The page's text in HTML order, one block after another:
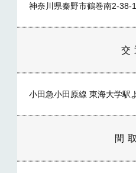
神奈川県秦野市鶴巻南2-38-
交
小田急小田原線 東海大学駅
間